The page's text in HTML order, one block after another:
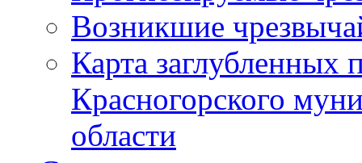
Возникшие
Карта
Красногорского
области